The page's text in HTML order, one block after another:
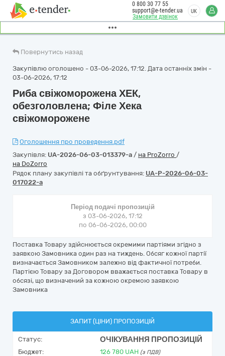
Замовити дзвінок
0 800 30 77 55
support@e-tender.ua
UK
Повернутись назад
Закупівлю оголошено - 03-06-2026, 17:12. Дата останніх змін -
03-06-2026, 17:12
Риба свіжоморожена ХЕК,
обезголовлена; Філе Хека
свіжоморожене
Оголошення про проведення.pdf
Закупівля: UA-2026-06-03-013379-a / на ProZorro /
на DoZorro
Рядок плану закупівлі та обґрунтування: UA-P-2026-06-03-
017022-a
Період подачі пропозицій
з 03-06-2026, 17:12
по 06-06-2026, 00:00
Поставка Товару здійснюється окремими партіями згідно з
заявкою Замовника один раз на тиждень. Обсяг кожної партії
визначається Замовником залежно від фактичної потреби.
Партією Товару за Договором вважається поставка Товару в
обсязі, що визначений за кожною окремою заявкою
Замовника
ЗАПИТ (ЦІНИ) ПРОПОЗИЦІЙ
Статус: ОЧІКУВАННЯ ПРОПОЗИЦІЙ
Бюджет: 126 780 UAH (з ПДВ)